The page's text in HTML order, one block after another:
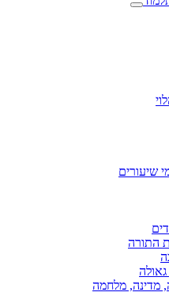
שיעורים
התורה
מדינה, מלחמה